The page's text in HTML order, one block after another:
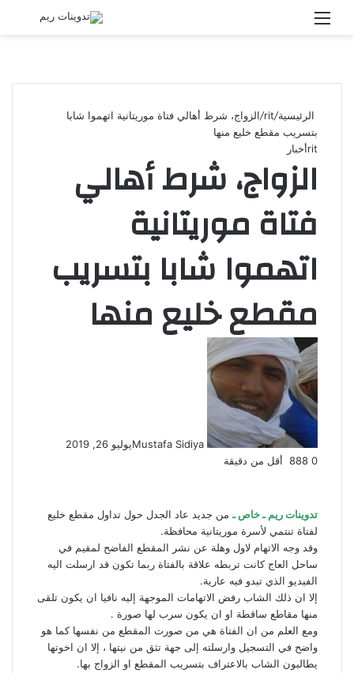
القائمة
الرئيسية/
rit
/الزواج، شرط أهالي فتاة موريتانية اتهموا شابا
بتسريب مقطع خليع منها
أخبار
الزواج، شرط أهالي
فتاة موريتانية
اتهموا شابا بتسريب
مقطع خليع منها
Mustafa Sidiyaيوليو 26, 2019
أقل من دقيقة
تدوينات ريم ـ خاص ـ من جديد عاد الجدل حول تداول مقطع خليع
لفتاة تنتمي لأسرة موريتانية محافظة.
وقد وجه الاتهام لاول وهلة عن نشر المقطع الفاضح لمقيم في
ساحل العاج كانت تربطه علاقة بالفتاة ربما تكون قد ارسلت اليه
الفيديو الذي تبدو فيه عارية.
إلا ان ذلك الشاب رفض الاتهامات الموجهة إليه نافيا ان يكون تلقى
منها مقاطع ساقطة او ان يكون سرب لها صورة .
ومع العلم من ان الفتاة هي من صورت المقطع من نفسها كما هو
واضح في التسجيل وارسلته إلى جهة تثق من نيتها ، إلا ان اخوتها
يطالبون الشاب بالاعتراف بتسريب المقطع او الزواج بها.